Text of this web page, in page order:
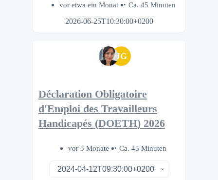
vor etwa ein Monat
Ca. 45 Minuten
2026-06-25T10:30:00+0200
JG
Déclaration Obligatoire
d'Emploi des Travailleurs
Handicapés (DOETH) 2026
vor 3 Monate Ca. 45 Minuten